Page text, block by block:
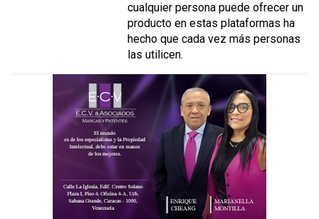
cualquier persona puede ofrecer un
producto en estas plataformas ha
hecho que cada vez más personas
las utilicen.